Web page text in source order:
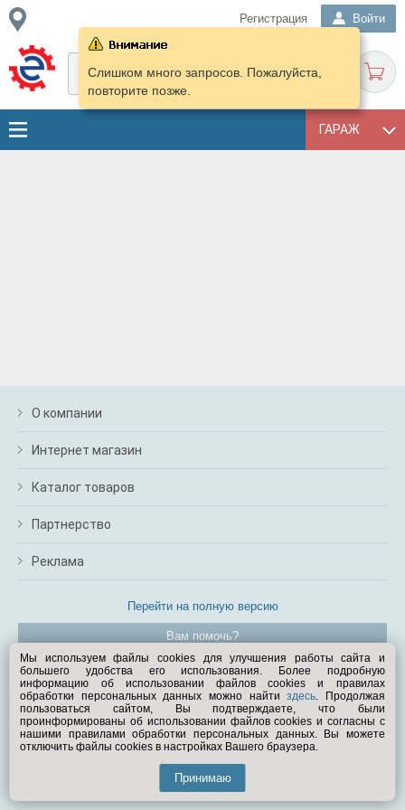
Регистрация Войти
ГАРАЖ
Слишком много запросов. Пожалуйста,
повторите позже.
О компании
Интернет магазин
Каталог товаров
Партнерство
Реклама
Перейти на полную версию
Вам помочь?
© Exist.ru 1998—2026
Мы используем файлы cookies для улучшения работы сайта и
большего удобства его использования. Более подробную
информацию об использовании файлов cookies и правилах
обработки персональных данных можно найтиздесь. Продолжая
пользоваться сайтом, Вы подтверждаете, что были
проинформированы об использовании файлов cookies и согласны с
нашими правилами обработки персональных данных. Вы можете
отключить файлы cookies в настройках Вашего браузера.
Принимаю